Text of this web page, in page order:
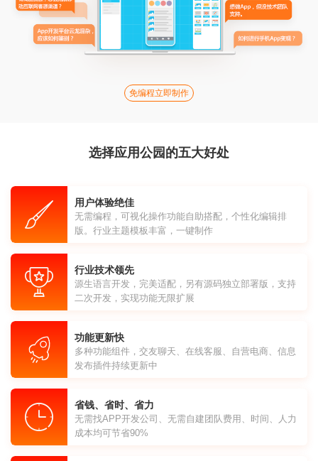
免编程立即制作
选择应用公园的五大好处
用户体验绝佳
无需编程，可视化操作功能自助搭配，个性化编辑排
版。行业主题模板丰富，一键制作
行业技术领先
源生语言开发，完美适配，另有源码独立部署版，支持
二次开发，实现功能无限扩展
功能更新快
多种功能组件，交友聊天、在线客服、自营电商、信息
发布插件持续更新中
省钱、省时、省力
无需找APP开发公司、无需自建团队费用、时间、人力
成本均可节省90%